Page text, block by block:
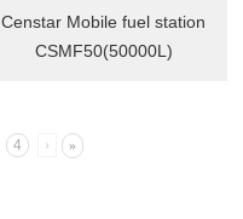
Censtar Mobile fuel station
CSMF50(50000L)
4 › »